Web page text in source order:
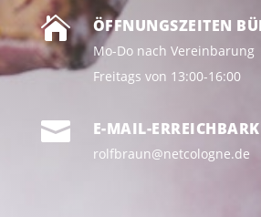
 ÖFFNUNGSZEITEN
Mo-Do nach Vereinbarung
Freitags von 13:00-16:00
 E-MAIL-
rolfbraun@netcologne.de